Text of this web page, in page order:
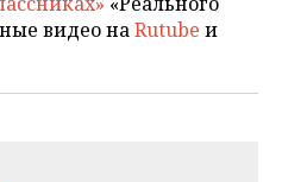
видео наRutube и